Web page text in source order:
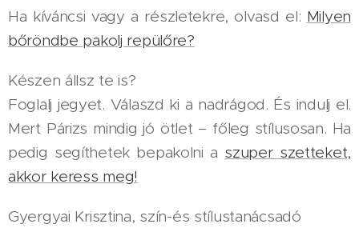
Ha kíváncsi vagy a részletekre, olvasd el: Milyen
bőröndbe pakolj repülőre?
Készen állsz te is?
Foglalj jegyet. Válaszd ki a nadrágod. És indulj el.
Mert Párizs mindig jó ötlet – főleg stílusosan. Ha
pedig segíthetek bepakolni a szuper szetteket,
akkor keress meg!
Gyergyai Krisztina, szín-és stílustanácsadó